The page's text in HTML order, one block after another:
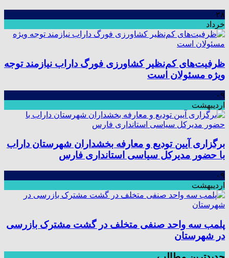
۲۸
خرداد
ظرفیت‌های کم‌نظیر کشاورزی فورگ داراب نیازمند توجه
ویژه مسئولان است
۰۹
اردیبهشت
برگزاری آیین تودیع و معارفه بخشداران شهرستان داراب
با حضور مدیرکل سیاسی استانداری فارس
۰۹
اردیبهشت
پلمب سه واحد صنفی متخلف در گشت مشترک بازرسی
در شهرستان